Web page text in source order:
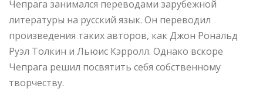
Чепрага занимался переводами зарубежной
литературы на русский язык. Он переводил
произведения таких авторов, как Джон Рональд
Руэл Толкин и Льюис Кэрролл. Однако вскоре
Чепрага решил посвятить себя собственному
творчеству.